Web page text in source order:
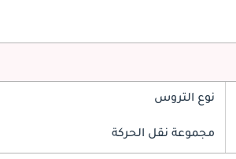
نوع التروس
مجموعة نقل الحركة